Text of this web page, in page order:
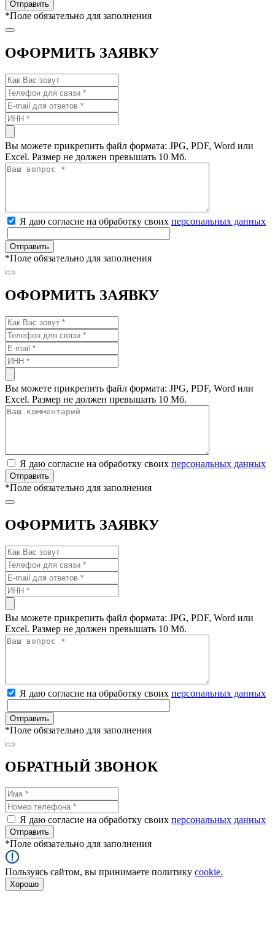
*Поле обязательно для заполнения
ОФОРМИТЬ ЗАЯВКУ
Вы можете прикрепить файл формата: JPG, PDF, Word или
Excel. Размер не должен превышать 10 Мб.
Я даю согласие на обработку своих персональных данных
*Поле обязательно для заполнения
ОФОРМИТЬ ЗАЯВКУ
Вы можете прикрепить файл формата: JPG, PDF, Word или
Excel. Размер не должен превышать 10 Мб.
Я даю согласие на обработку своих персональных данных
*Поле обязательно для заполнения
ОФОРМИТЬ ЗАЯВКУ
Вы можете прикрепить файл формата: JPG, PDF, Word или
Excel. Размер не должен превышать 10 Мб.
Я даю согласие на обработку своих персональных данных
*Поле обязательно для заполнения
ОБРАТНЫЙ ЗВОНОК
Я даю согласие на обработку своих персональных данных
*Поле обязательно для заполнения
Пользуясь сайтом, вы принимаете политику cookie.
Хорошо